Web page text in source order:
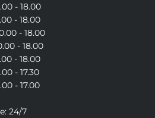
- 18.00
- 18.00
- 18.00
- 18.00
- 18.00
- 17.30
- 17.00
24/7